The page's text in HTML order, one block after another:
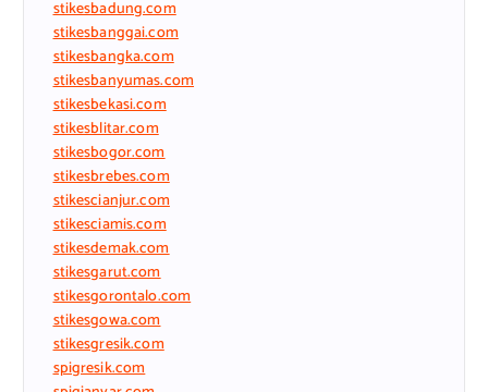
stikesbadung.com
stikesbanggai.com
stikesbangka.com
stikesbanyumas.com
stikesbekasi.com
stikesblitar.com
stikesbogor.com
stikesbrebes.com
stikescianjur.com
stikesciamis.com
stikesdemak.com
stikesgarut.com
stikesgorontalo.com
stikesgowa.com
stikesgresik.com
spigresik.com